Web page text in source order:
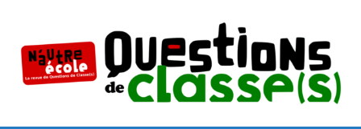
contenu